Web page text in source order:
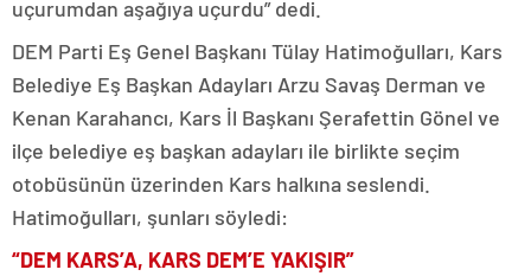
uçurumdan aşağıya uçurdu” dedi.
DEM Parti Eş Genel Başkanı Tülay Hatimoğulları, Kars
Belediye Eş Başkan Adayları Arzu Savaş Derman ve
Kenan Karahancı, Kars İl Başkanı Şerafettin Gönel ve
ilçe belediye eş başkan adayları ile birlikte seçim
otobüsünün üzerinden Kars halkına seslendi.
Hatimoğulları, şunları söyledi:
“DEM KARS’A, KARS DEM’E YAKIŞIR”